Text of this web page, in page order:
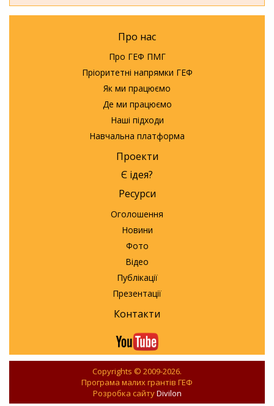
Про нас
Про ГЕФ ПМГ
Пріоритетні напрямки ГЕФ
Як ми працюємо
Де ми працюємо
Наші підходи
Навчальна платформа
Проекти
Є ідея?
Ресурси
Оголошення
Новини
Фото
Відео
Публікації
Презентації
Контакти
Copyrights © 2009-2026.
Програма малих грантів ГЕФ
Розробка сайтуDivilon